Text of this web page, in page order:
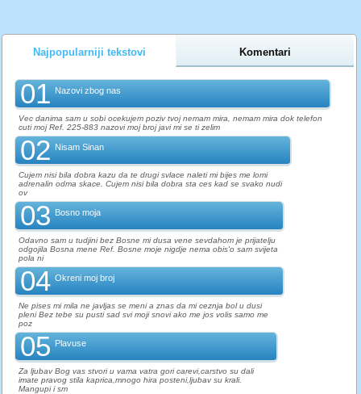
Najpopularniji tekstovi Komentari
01 Nazovi zbog nas
Vec danima sam u sobi ocekujem poziv tvoj nemam mira, nemam mira dok telefon
cuti moj Ref. 225-883 nazovi moj broj javi mi se ti zelim
02 Nisam Sinan
Cujem nisi bila dobra kazu da te drugi svlace naleti mi bijes me lomi
adrenalin odma skace. Cujem nisi bila dobra sta ces kad se svako nudi
ov
03 Bosno moja
Odavno sam u tudjini bez Bosne mi dusa vene sevdahom je prijatelju
odgojila Bosna mene Ref. Bosne moje nigdje nema obis'o sam svijeta
pola ni
04 Okreni moj broj
Ne pises mi mila ne javljas se meni a znas da mi ceznja bol u dusi
pleni Bez tebe su pusti sad svi moji snovi ako me jos volis samo me
poz
05 Plavuse
Za ljubav Bog vas stvori u vama vatra gori carevi,carstvo su dali
imate pravog stila kaprica,mnogo hira posteni,ljubav su krali.
Mangupi i sm